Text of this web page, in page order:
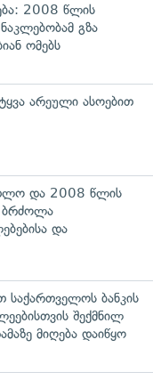
2008 წლის
გზა
ომებს
არეული ასოებით
და 2008 წლის
ბრძოლა
და
საქართველოს ბანკის
შექმნილ
მიღება დაიწყო